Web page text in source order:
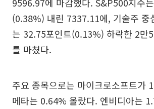
9596.97에 마감했다. S&P500지수
(0.38%) 내린 7337.11에, 기술주 중
는 32.75포인트(0.13%) 하락한 2만
를 마쳤다.
주요 종목으로는 마이크로소프트가
메타는 0.64% 올랐다. 엔비디아는